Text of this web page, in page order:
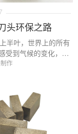
头环保之路
半叶，世界上的所有
受到气候的变化，环
持续生存和发展必须
和应用过程中，需要
保的问题呢？下面我
一下。
作